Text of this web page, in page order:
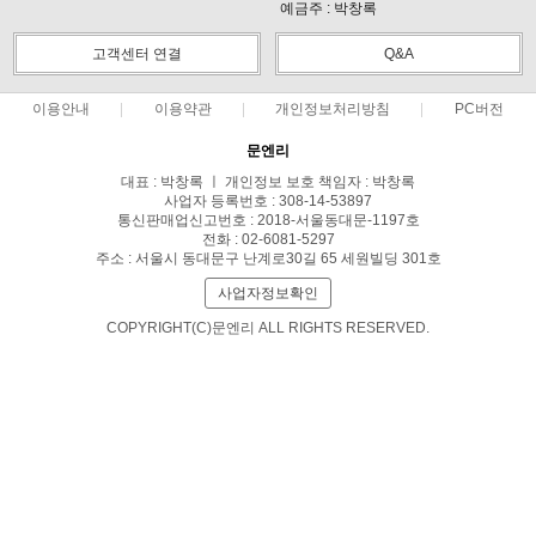
예금주 : 박창록
고객센터 연결 Q&A
이용안내 이용약관 개인정보처리방침 PC버전
문엔리
대표 : 박창록 ㅣ 개인정보 보호 책임자 : 박창록
사업자 등록번호 : 308-14-53897
통신판매업신고번호 : 2018-서울동대문-1197호
전화 : 02-6081-5297
주소 : 서울시 동대문구 난계로30길 65 세원빌딩 301호
사업자정보확인
COPYRIGHT(C)문엔리 ALL RIGHTS RESERVED.